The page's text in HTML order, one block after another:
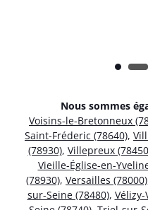
Nous sommes
Voisins-le-Bretonneux
Saint-Fréderic (78640),
(78930), Villepreux
Vieille-Église-en-
(78930), Versailles (78000)
sur-Seine (78480),